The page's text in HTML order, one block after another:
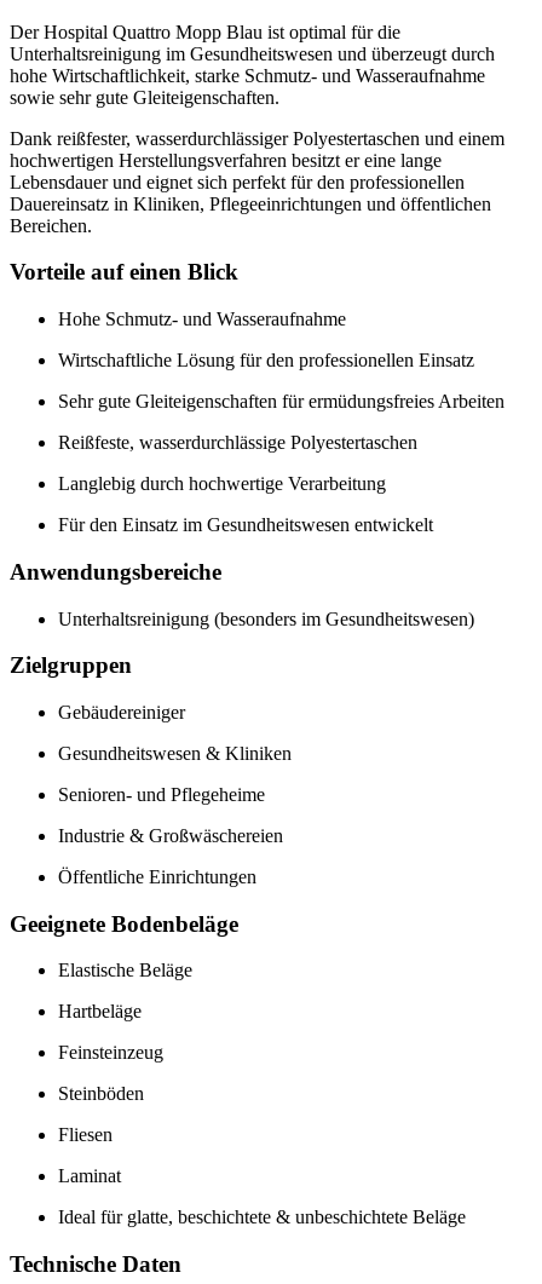
Der Hospital Quattro Mopp Blau ist optimal für die
Unterhaltsreinigung im Gesundheitswesen und überzeugt durch
hohe Wirtschaftlichkeit, starke Schmutz- und Wasseraufnahme
sowie sehr gute Gleiteigenschaften.
Dank reißfester, wasserdurchlässiger Polyestertaschen und einem
hochwertigen Herstellungsverfahren besitzt er eine lange
Lebensdauer und eignet sich perfekt für den professionellen
Dauereinsatz in Kliniken, Pflegeeinrichtungen und öffentlichen
Bereichen.
Vorteile auf einen Blick
Hohe Schmutz- und Wasseraufnahme
Wirtschaftliche Lösung für den professionellen Einsatz
Sehr gute Gleiteigenschaften für ermüdungsfreies Arbeiten
Reißfeste, wasserdurchlässige Polyestertaschen
Langlebig durch hochwertige Verarbeitung
Für den Einsatz im Gesundheitswesen entwickelt
Anwendungsbereiche
Unterhaltsreinigung (besonders im Gesundheitswesen)
Zielgruppen
Gebäudereiniger
Gesundheitswesen & Kliniken
Senioren- und Pflegeheime
Industrie & Großwäschereien
Öffentliche Einrichtungen
Geeignete Bodenbeläge
Elastische Beläge
Hartbeläge
Feinsteinzeug
Steinböden
Fliesen
Laminat
Ideal für glatte, beschichtete & unbeschichtete Beläge
Technische Daten